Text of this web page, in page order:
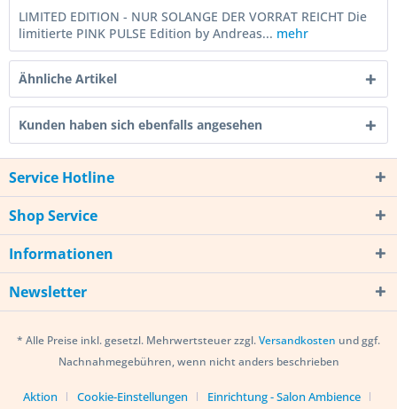
LIMITED EDITION - NUR SOLANGE DER VORRAT REICHT Die
limitierte PINK PULSE Edition by Andreas... mehr
Ähnliche Artikel
Kunden haben sich ebenfalls angesehen
Service Hotline
Shop Service
Informationen
Newsletter
* Alle Preise inkl. gesetzl. Mehrwertsteuer zzgl.Versandkosten und ggf.
Nachnahmegebühren, wenn nicht anders beschrieben
Aktion Cookie-Einstellungen Einrichtung - Salon Ambience